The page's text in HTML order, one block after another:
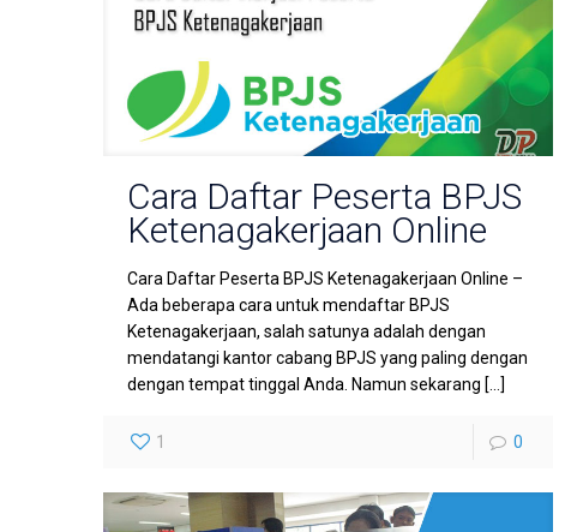
Cara Daftar Peserta BPJS
Ketenagakerjaan Online
Cara Daftar Peserta BPJS Ketenagakerjaan Online –
Ada beberapa cara untuk mendaftar BPJS
Ketenagakerjaan, salah satunya adalah dengan
mendatangi kantor cabang BPJS yang paling dengan
dengan tempat tinggal Anda. Namun sekarang […]
1 0